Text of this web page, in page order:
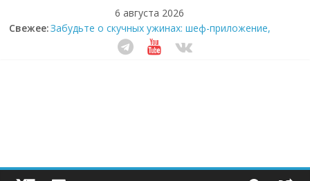
6 августа 2026
Свежее:Забудьте о скучных ужинах: шеф-приложение,
которое видит вашу еду насквозь
Небо зовёт: как бизнес на полётах дронов и
Секрет супергидратации: почему кокосовая вода с